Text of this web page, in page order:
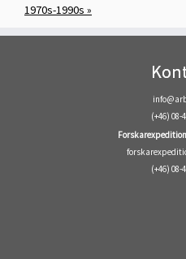
1970s-1990s »
(+46) 08-
(+46) 08-